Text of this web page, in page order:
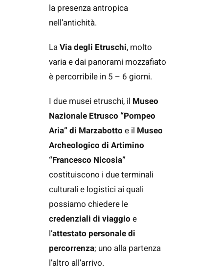
la presenza antropica
nell’antichità.
LaVia degli Etruschi, molto
varia e dai panorami mozzafiato
è percorribile in 5 – 6 giorni.
I due musei etruschi, il Museo
Nazionale Etrusco “Pompeo
Aria” di Marzabotto e il Museo
Archeologico di Artimino
“Francesco Nicosia”
costituiscono i due terminali
culturali e logistici ai quali
possiamo chiedere le
credenziali di viaggio e
l’attestato personale di
percorrenza; uno alla partenza
l’altro all’arrivo.